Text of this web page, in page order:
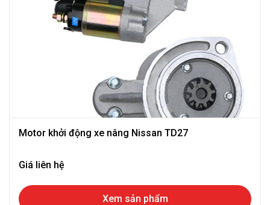
Motor khởi động xe nâng Nissan TD27
Giá liên hệ
Xem sản phẩm